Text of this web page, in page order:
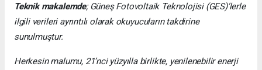
Teknik makalemde; Güneş Fotovoltaik Teknolojisi (GES)’lerle
ilgili verileri ayrıntılı olarak okuyucuların takdirine
sunulmuştur.
Herkesin malumu, 21’nci yüzyılla birlikte, yenilenebilir enerji